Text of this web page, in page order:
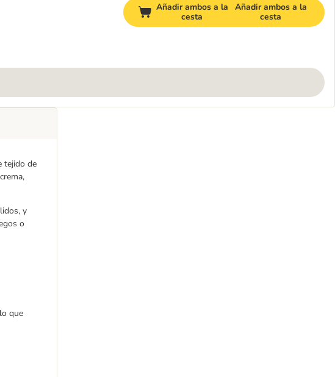
Añadir ambos a la
cesta
Añadir ambos a la
cesta
tejido de
y
o
que